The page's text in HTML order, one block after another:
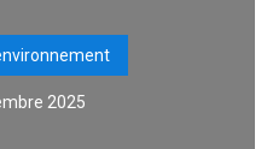
2025